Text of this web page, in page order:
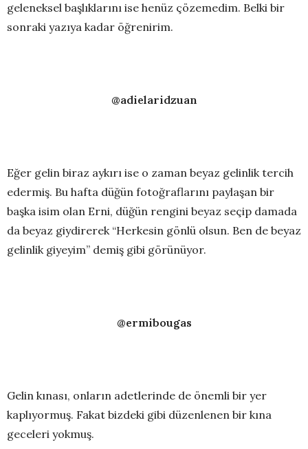
geleneksel başlıklarını ise henüz çözemedim. Belki bir
sonraki yazıya kadar öğrenirim.
@adielaridzuan
Eğer gelin biraz aykırı ise o zaman beyaz gelinlik tercih
edermiş. Bu hafta düğün fotoğraflarını paylaşan bir
başka isim olan Erni, düğün rengini beyaz seçip damada
da beyaz giydirerek “Herkesin gönlü olsun. Ben de beyaz
gelinlik giyeyim” demiş gibi görünüyor.
@ermibougas
Gelin kınası, onların adetlerinde de önemli bir yer
kaplıyormuş. Fakat bizdeki gibi düzenlenen bir kına
geceleri yokmuş.